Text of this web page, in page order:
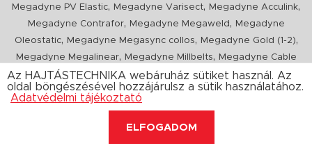
Megadyne PV Elastic, Megadyne Varisect, Megadyne Acculink,
Megadyne Contrafor, Megadyne Megaweld ,
Megadyne
Oleostatic, Megadyne Megasync collos, Megadyne Gold (1-2),
Megadyne Megalinear, Megadyne Millbelts,
Megadyne Cable
Pull, PIX X'Ceed,Megadyne Pull Down, Optibelt VB,Mitsuboshi
ConCar,Megadyne Megarib ,PIX HARVESTER,Urgent
Az HAJTÁSTECHNIKA webáruház sütiket használ. Az
oldal böngészésével hozzájárulsz a sütik használatához.
Adatvédelmi tájékoztató
ELFOGADOM